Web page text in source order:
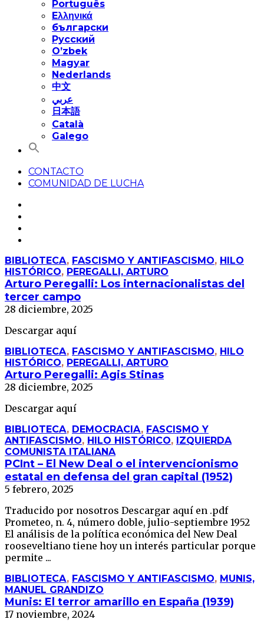
Português
Eλληνικά
български
Русский
O’zbek
Magyar
Nederlands
中文
عربي
日本語
Català
Galego
CONTACTO
COMUNIDAD DE LUCHA
BIBLIOTECA, FASCISMO Y ANTIFASCISMO, HILO
HISTÓRICO, PEREGALLI, ARTURO
Arturo Peregalli: Los internacionalistas del
tercer campo
28 diciembre, 2025
Descargar aquí
BIBLIOTECA, FASCISMO Y ANTIFASCISMO, HILO
HISTÓRICO, PEREGALLI, ARTURO
Arturo Peregalli: Agis Stinas
28 diciembre, 2025
Descargar aquí
BIBLIOTECA, DEMOCRACIA, FASCISMO Y
ANTIFASCISMO, HILO HISTÓRICO, IZQUIERDA
COMUNISTA ITALIANA
PCInt – El New Deal o el intervencionismo
estatal en defensa del gran capital (1952)
5 febrero, 2025
Traducido por nosotros Descargar aquí en .pdf
Prometeo, n. 4, número doble, julio-septiembre 1952
El análisis de la política económica del New Deal
rooseveltiano tiene hoy un interés particular porque
permite ...
BIBLIOTECA, FASCISMO Y ANTIFASCISMO, MUNIS,
MANUEL GRANDIZO
Munis: El terror amarillo en España (1939)
17 noviembre, 2024